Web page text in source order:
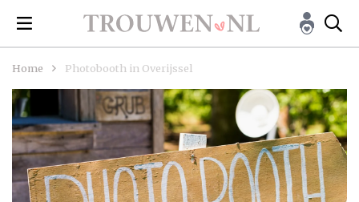
Home Photobooth in Overijssel